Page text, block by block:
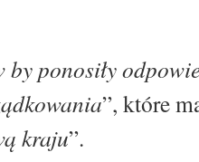
by ponosiły
”, które
kraju”.